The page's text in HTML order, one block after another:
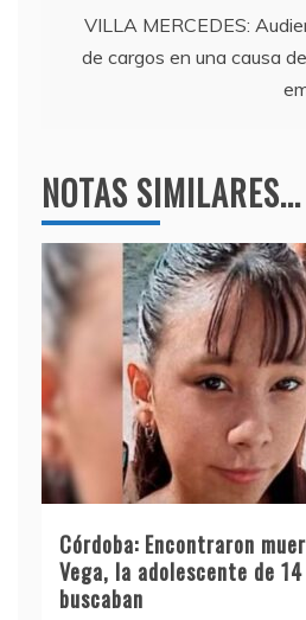
k
entradas
VILLA MERCEDES:
de cargos en una causa
NOTAS SIMILARES...
Córdoba: Encontraron
Vega, la adolescente de
buscaban